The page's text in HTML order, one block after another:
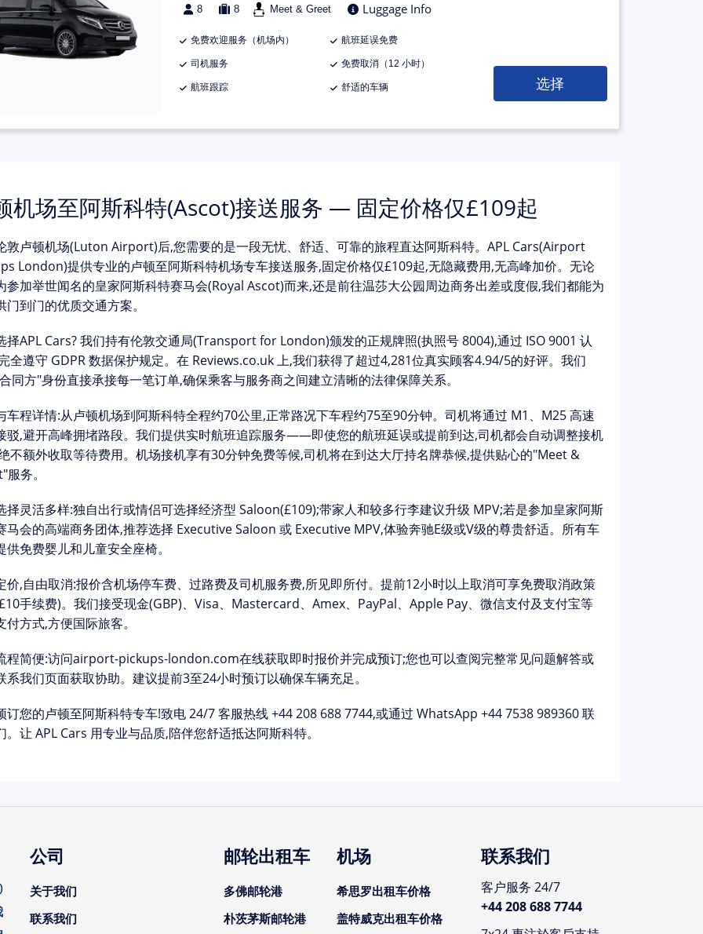
8 8 Meet & Greet Luggage Info
免费欢迎服务（机场内） 航班延误免费
司机服务 免费取消（12 小时）
航班跟踪 舒适的车辆 选择
机场至阿斯科特(Ascot)接送服务 — 固定价格仅£109起
敦卢顿机场(Luton Airport)后,您需要的是一段无忧、舒适、可靠的旅程直达阿斯科特。 APL Cars(Airport
London)提供专业的卢顿至阿斯科特机场专车接送服务,固定价格仅£109起,无隐藏费用,无高峰加价。无论
参加举世闻名的皇家阿斯科特赛马会(Royal Ascot)而来,还是前往温莎大公园周边商务出差或度假,我们都能为
门到门的优质交通方案。
择APL Cars?我们持有伦敦交通局(Transport for London)颁发的正规牌照(执照号 8004),通过 ISO 9001 认
全遵守 GDPR 数据保护规定。在 Reviews.co.uk 上,我们获得了超过4,281位真实顾客4.94/5的好评。我们
同方"身份直接承接每一笔订单,确保乘客与服务商之间建立清晰的法律保障关系。
车程详情:从卢顿机场到阿斯科特全程约70公里,正常路况下车程约75至90分钟。司机将通过 M1、M25 高速
驳,避开高峰拥堵路段。我们提供实时航班追踪服务——即使您的航班延误或提前到达,司机都会自动调整接机
不额外收取等待费用。机场接机享有30分钟免费等候,司机将在到达大厅持名牌恭候,提供贴心的"Meet &
务。
择灵活多样:独自出行或情侣可选择经济型 Saloon(£109);带家人和较多行李建议升级 MPV;若是参加皇家阿斯
马会的高端商务团体,推荐选择 Executive Saloon 或 Executive MPV,体验奔驰E级或V级的尊贵舒适。所有车
供免费婴儿和儿童安全座椅。
价,自由取消:报价含机场停车费、过路费及司机服务费,所见即所付。提前12小时以上取消可享免费取消政策
手续费)。我们接受现金(GBP)、Visa、Mastercard、Amex、PayPal、Apple Pay、微信支付及支付宝等
付方式,方便国际旅客。
程简便:访问airport-pickups-london.com在线获取即时报价并完成预订;您也可以查阅完整常见问题解答或
系我们页面获取协助。建议提前3至24小时预订以确保车辆充足。
订您的卢顿至阿斯科特专车!致电 24/7 客服热线+44 208 688 7744,或通过 WhatsApp +44 7538 989360联
。让 APL Cars 用专业与品质,陪伴您舒适抵达阿斯科特。
公司
关于我们
联系我们
邮轮出租车
多佛邮轮港
朴茨茅斯邮轮港
机场
希思罗出租车价格
盖特威克出租车价格
联系我们
客户服务 24/7
+44 208 688 7744